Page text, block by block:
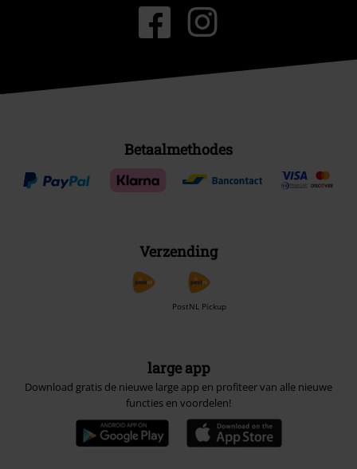
Betaalmethodes
Verzending
PostNL Pickup
large app
Download gratis de nieuwe large app en profiteer van alle nieuwe
functies en voordelen!